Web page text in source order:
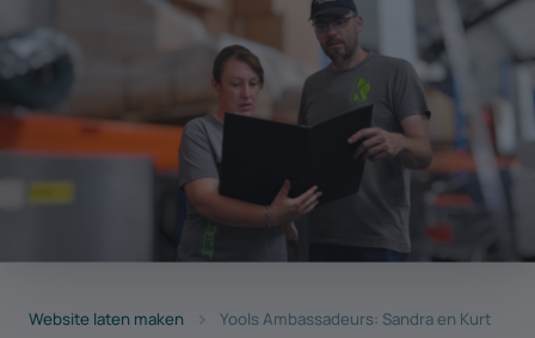
Website laten maken Yools Ambassadeurs: Sandra en Kurt